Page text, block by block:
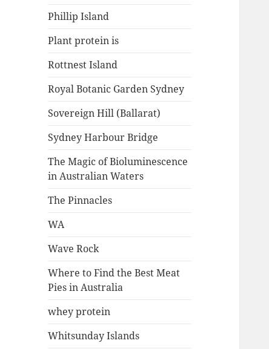
Phillip Island
Plant protein is
Rottnest Island
Royal Botanic Garden Sydney
Sovereign Hill (Ballarat)
Sydney Harbour Bridge
The Magic of Bioluminescence
in Australian Waters
The Pinnacles
WA
Wave Rock
Where to Find the Best Meat
Pies in Australia
whey protein
Whitsunday Islands